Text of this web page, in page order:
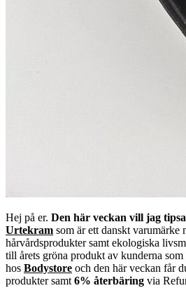
Hej på er. Den här veckan vill jag
Urtekram som är ett danskt varumärke
hårvårdsprodukter samt ekologiska
till årets gröna produkt av kunderna
hos Bodystore och den här veckan får
produkter samt6% återbäring via